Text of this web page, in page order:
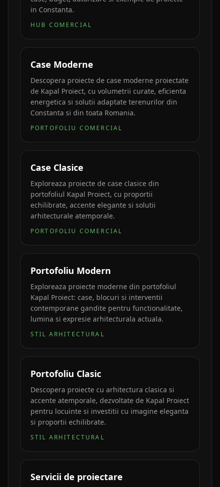
in Constanta.
HUB COMERCIAL
Case Moderne
Descopera proiecte de case moderne proiectate
de Kapal Proiect, cu volumetrii curate, eficienta
energetica si solutii adaptate terenurilor din
Constanta si din toata Romania.
PORTOFOLIU COMERCIAL
Case Clasice
Exploreaza proiecte de case clasice din
portofoliul Kapal Proiect, cu proportii
echilibrate, accente elegante si solutii
arhitecturale atemporale.
PORTOFOLIU COMERCIAL
Portofoliu Modern
Exploreaza proiecte moderne din portofoliul
Kapal Proiect: case, blocuri si interventii
contemporane gandite pentru functionalitate,
lumina si expresie arhitecturala actuala.
STIL ARHITECTURAL
Portofoliu Clasic
Descopera proiecte cu arhitectura clasica si
accente atemporale, dezvoltate de Kapal Proiect
pentru locuinte si investitii cu imagine eleganta
si proportii echilibrate.
STIL ARHITECTURAL
Servicii de proiectare